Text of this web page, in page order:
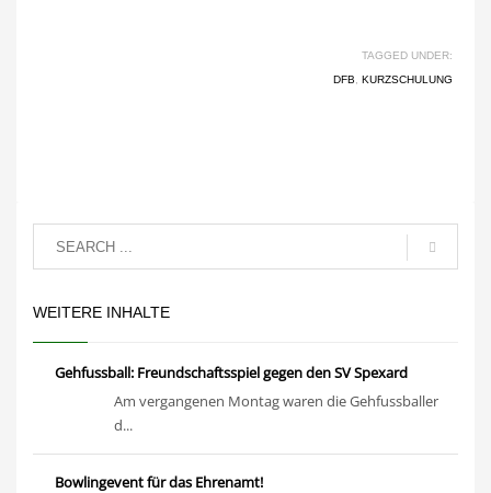
TAGGED UNDER:
DFB
KURZSCHULUNG
WEITERE INHALTE
Gehfussball: Freundschaftsspiel gegen den SV Spexard
Am vergangenen Montag waren die Gehfussballer
d...
Bowlingevent für das Ehrenamt!